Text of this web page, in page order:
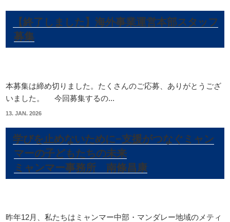
【終了しました】海外事業運営本部スタッフ
募集
本募集は締め切りました。たくさんのご応募、ありがとうござ
いました。 今回募集するの...
13. JAN. 2026
学びを止めないために−支援がつなぐミャン
マーの子どもたちの未来
ミャンマー事務所 南條昌康
昨年12月、私たちはミャンマー中部・マンダレー地域のメティ